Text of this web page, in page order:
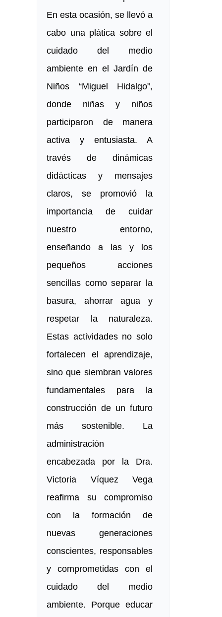
En esta ocasión, se llevó a
cabo una plática sobre el
cuidado del medio
ambiente en el Jardín de
Niños “Miguel Hidalgo”,
donde niñas y niños
participaron de manera
activa y entusiasta. A
través de dinámicas
didácticas y mensajes
claros, se promovió la
importancia de cuidar
nuestro entorno,
enseñando a las y los
pequeños acciones
sencillas como separar la
basura, ahorrar agua y
respetar la naturaleza.
Estas actividades no solo
fortalecen el aprendizaje,
sino que siembran valores
fundamentales para la
construcción de un futuro
más sostenible. La
administración
encabezada por la Dra.
Victoria Víquez Vega
reafirma su compromiso
con la formación de
nuevas generaciones
conscientes, responsables
y comprometidas con el
cuidado del medio
ambiente. Porque educar